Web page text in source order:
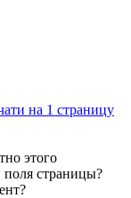
на 1 страницу
этого
страницы?